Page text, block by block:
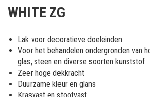
van
afbeeldingen-
gallerij
WHITE ZG
Lak voor decoratieve doeleinden
Voor het behandelen ondergronden van
glas, steen en diverse soorten kunststof
Zeer hoge dekkracht
Duurzame kleur en glans